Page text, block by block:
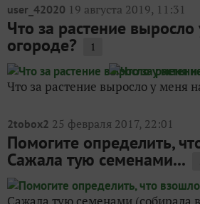
user_42020 19 августа 2019, 11:31
Что за растение
огороде? 1
Что за растение выросло у меня
2tobox2 25 февраля 2017, 22:01
Помогите определить,
Сажала тую семенами...